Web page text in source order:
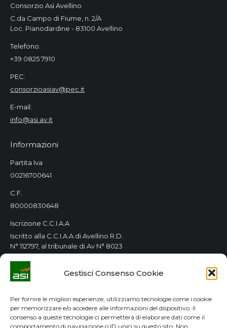
Gestisci Consenso Cookie
Per fornire le migliori esperienze, utilizziamo tecnologie come i cookie
per memorizzare e/o accedere alle informazioni del dispositivo. Il
consenso a queste tecnologie ci permetterà di elaborare dati come il
comportamento di navigazione o ID unici su questo sito. Non
Consorzio Asi Avellino
C.da Campo di Fiume, n. 2/A
Loc. Pianodardine - 83100 Avellino
Telefono:
+39 0825 7910
PEC:
consorzioasiav@pec.it
E-mail:
info@asi.av.it
Informazioni
Partita Iva
00216700641
C.F.
80000830648
Iscrizione C.C.I.A.A
Iscritto alla C.C.I.A.A di Avellino R.D.
N° 112797, al tribunale di Av N° 8023
Orari Consorzio
Tutti i giorni 8.00 / 14.00
GDPR